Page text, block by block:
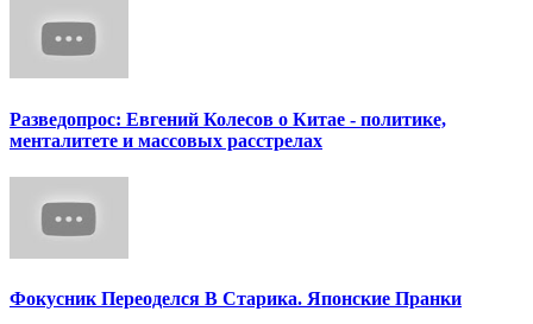
Разведопрос: Евгений Колесов о Китае - политике,
менталитете и массовых расстрелах
Фокусник Переоделся В Старика. Японские Пранки